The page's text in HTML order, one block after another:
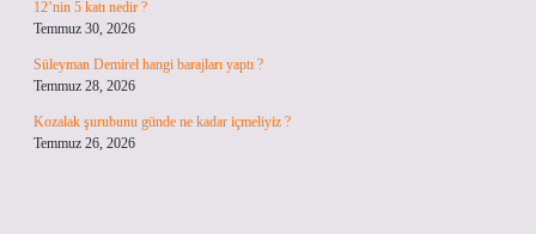
12’nin 5 katı nedir ?
Temmuz 30, 2026
Süleyman Demirel hangi barajları yaptı ?
Temmuz 28, 2026
Kozalak şurubunu günde ne kadar içmeliyiz ?
Temmuz 26, 2026